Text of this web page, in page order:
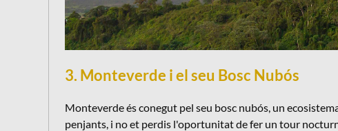
3. Monteverde i el seu Bosc Nubós
Monteverde és conegut pel seu bosc nubós, un
penjants, i no et perdis l'oportunitat de fer un tour